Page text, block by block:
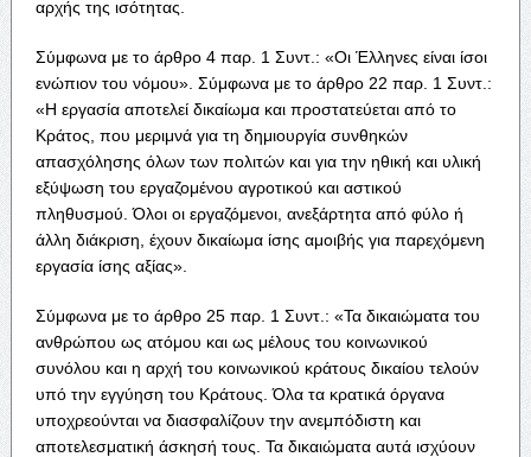
αρχής της ισότητας.
Σύμφωνα με το άρθρο 4 παρ. 1 Συντ.: «Οι Έλληνες είναι ίσοι
ενώπιον του νόμου». Σύμφωνα με το άρθρο 22 παρ. 1 Συντ.:
«Η εργασία αποτελεί δικαίωμα και προστατεύεται από το
Κράτος, που μεριμνά για τη δημιουργία συνθηκών
απασχόλησης όλων των πολιτών και για την ηθική και υλική
εξύψωση του εργαζομένου αγροτικού και αστικού
πληθυσμού. Όλοι οι εργαζόμενοι, ανεξάρτητα από φύλο ή
άλλη διάκριση, έχουν δικαίωμα ίσης αμοιβής για παρεχόμενη
εργασία ίσης αξίας».
Σύμφωνα με το άρθρο 25 παρ. 1 Συντ.: «Τα δικαιώματα του
ανθρώπου ως ατόμου και ως μέλους του κοινωνικού
συνόλου και η αρχή του κοινωνικού κράτους δικαίου τελούν
υπό την εγγύηση του Κράτους. Όλα τα κρατικά όργανα
υποχρεούνται να διασφαλίζουν την ανεμπόδιστη και
αποτελεσματική άσκησή τους. Τα δικαιώματα αυτά ισχύουν